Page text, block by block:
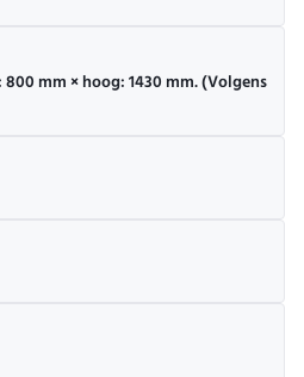
mm × hoog: 1430 mm. (Volgens